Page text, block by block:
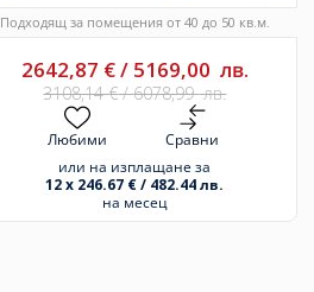
Подходящ за помещения от 40 до 50 кв.м.
2642,87 €/ 5169,00 лв.
3108,14€/6078,99лв.
Любими
Сравни
или на изплащане за
12 x 246.67 € / 482.44 лв.
на месец